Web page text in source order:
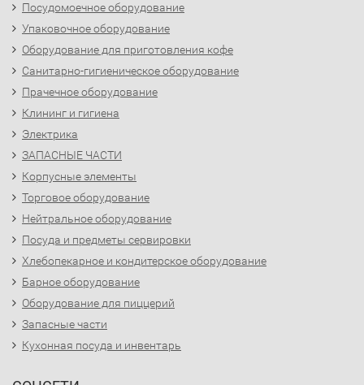
Посудомоечное оборудование
Упаковочное оборудование
Оборудование для приготовления кофе
Санитарно-гигиеническое оборудование
Прачечное оборудование
Клининг и гигиена
Электрика
ЗАПАСНЫЕ ЧАСТИ
Корпусные элементы
Торговое оборудование
Нейтральное оборудование
Посуда и предметы сервировки
Хлебопекарное и кондитерское оборудование
Барное оборудование
Оборудование для пиццерий
Запасные части
Кухонная посуда и инвентарь